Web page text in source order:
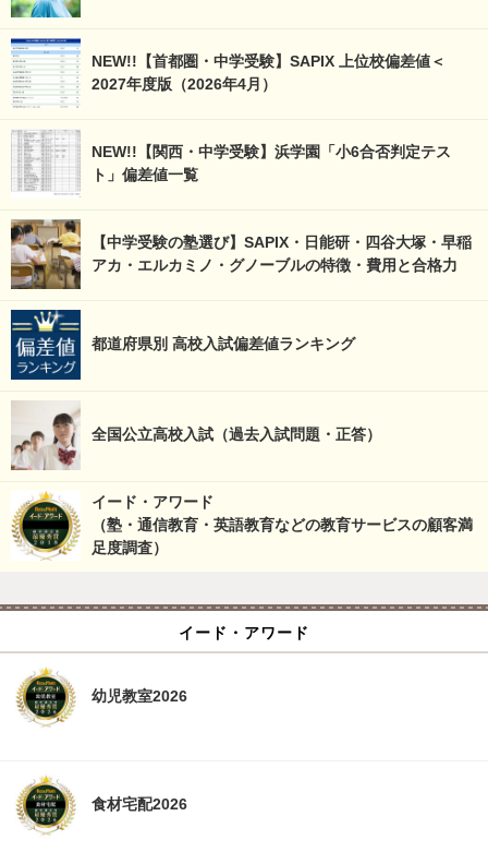
NEW!!【首都圏・中学受験】SAPIX 上位校偏差値＜
2027年度版（2026年4月）
NEW!!【関西・中学受験】浜学園「小6合否判定テス
ト」偏差値一覧
【中学受験の塾選び】SAPIX・日能研・四谷大塚・早稲
アカ・エルカミノ・グノーブルの特徴・費用と合格力
都道府県別 高校入試偏差値ランキング
全国公立高校入試（過去入試問題・正答）
イード・アワード
（塾・通信教育・英語教育などの教育サービスの顧客満
足度調査）
イード・アワード
幼児教室2026
食材宅配2026